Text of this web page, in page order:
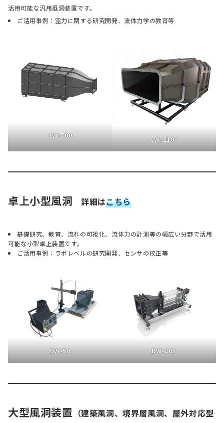
活用可能な汎用風洞装置です。
ご活用事例：空力に関する研究開発、流体力学の教育等
CW-700 CW-2100
卓上小型風洞 詳細はこちら
基礎研究、教育、流れの可視化、流体力の計測等の幅広い分野で活用
可能な小型卓上装置です。
ご活用事例：ラボレベルの研究開発、センサの校正等
DW-50 DW-80S
大型風洞装置 （建築風洞、境界層風洞、屋外対応型